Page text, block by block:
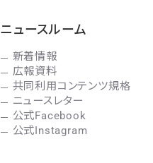
ニュースルーム
新着情報
広報資料
共同利用コンテンツ規格
ニュースレター
公式Facebook
公式Instagram